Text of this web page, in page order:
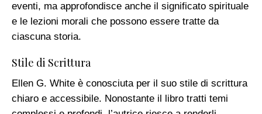
eventi, ma approfondisce anche il significato spirituale
e le lezioni morali che possono essere tratte da
ciascuna storia.
Stile di Scrittura
Ellen G. White è conosciuta per il suo stile di scrittura
chiaro e accessibile. Nonostante il libro tratti temi